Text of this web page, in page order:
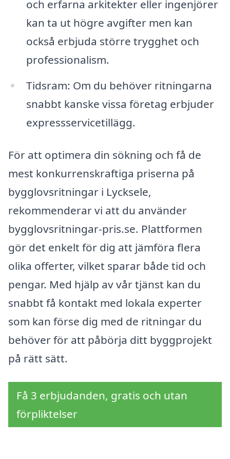
och erfarna arkitekter eller ingenjörer
kan ta ut högre avgifter men kan
också erbjuda större trygghet och
professionalism.
Tidsram: Om du behöver ritningarna
snabbt kanske vissa företag erbjuder
expressservicetillägg.
För att optimera din sökning och få de
mest konkurrenskraftiga priserna på
bygglovsritningar i Lycksele,
rekommenderar vi att du använder
bygglovsritningar-pris.se. Plattformen
gör det enkelt för dig att jämföra flera
olika offerter, vilket sparar både tid och
pengar. Med hjälp av vår tjänst kan du
snabbt få kontakt med lokala experter
som kan förse dig med de ritningar du
behöver för att påbörja ditt byggprojekt
på rätt sätt.
Få 3 erbjudanden, gratis och utan
förpliktelser